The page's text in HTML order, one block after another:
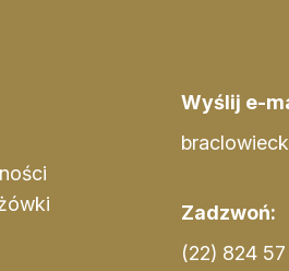
Wyślij e-
Zadzwoń:
(22) 824